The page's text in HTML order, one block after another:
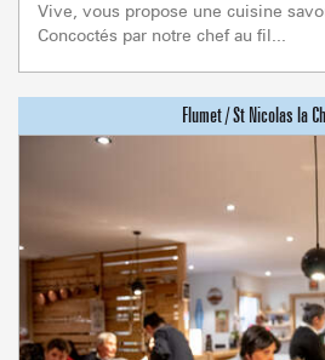
Vive, vous propose une cuisine
Concoctés par notre chef au fil...